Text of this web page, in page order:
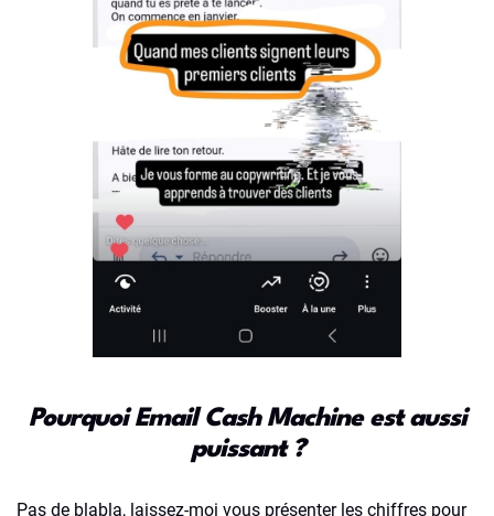
Pourquoi Email Cash Machine est aussi
puissant ?
Pas de blabla, laissez-moi vous présenter les chiffres pour